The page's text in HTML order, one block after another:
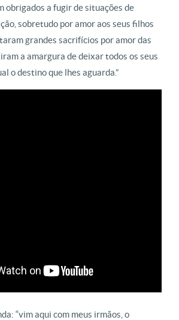
obrigados a fugir de situações de
sobretudo por amor aos seus filhos
grandes sacrifícios por amor das
a amargura de deixar todos os seus
o destino que lhes aguarda.”
“vim aqui com meus irmãos, o